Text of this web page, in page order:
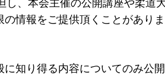
し、本会主催の公開講座や柔道
情報をご提供頂くことがありま
知り得る内容についてのみ公開